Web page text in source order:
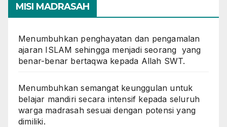
MISI MADRASAH
Menumbuhkan penghayatan dan pengamalan
ajaran ISLAM sehingga menjadi seorang yang
benar-benar bertaqwa kepada Allah SWT.
Menumbuhkan semangat keunggulan untuk
belajar mandiri secara intensif kepada seluruh
warga madrasah sesuai dengan potensi yang
dimiliki.